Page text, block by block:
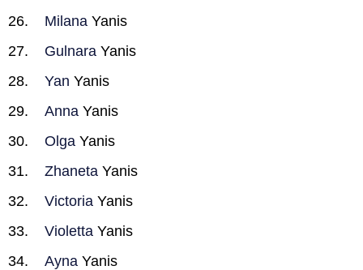
Milana Yanis
Gulnara Yanis
Yan Yanis
Anna Yanis
Olga Yanis
Zhaneta Yanis
Victoria Yanis
Violetta Yanis
Ayna Yanis